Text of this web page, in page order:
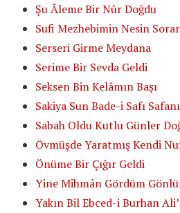
Şu Âleme Bir Nûr Doğdu
Sufi Mezhebimin Nesin
Serseri Girme Meydana
Serime Bir Sevda Geldi
Seksen Bin Kelâmın Başı
Sakiya Sun Bade-i Safı
Sabah Oldu Kutlu Günler
Övmüşde Yaratmış Kendi
Önüme Bir Çığır Geldi
Yine Mihmân Gördüm
Yakın Bil Ebced-i Burhan